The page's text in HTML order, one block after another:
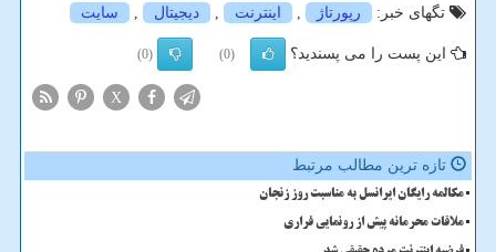
تگهای خبر:
رپورتاژ , اینترنت , دیجیتال , سایت
این پست را می پسندید؟ (0)
(0)
X
تازه ترین مطالب مرتبط
مکالمه رایگان ایرانسل به مناسبت روز زنجان
ملاقات محرمانه پیش از رونمایی فراری